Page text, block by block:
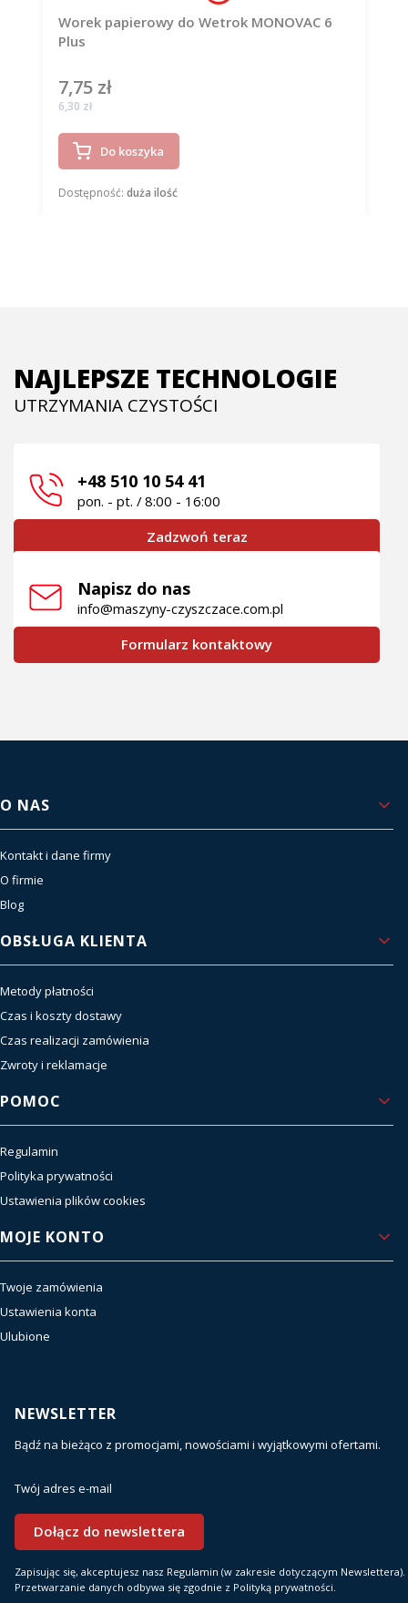
Worek papierowy do Wetrok MONOVAC 6
Plus
Cena
7,75 zł
Cena
6,30 zł
Do koszyka
Dostępność: duża ilość
NAJLEPSZE TECHNOLOGIE
UTRZYMANIA CZYSTOŚCI
+48 510 10 54 41
pon. - pt. / 8:00 - 16:00
Zadzwoń teraz
Napisz do nas
info@maszyny-czyszczace.com.pl
Formularz kontaktowy
Linki w stopce
O NAS
Kontakt i dane firmy
O firmie
Blog
OBSŁUGA KLIENTA
Metody płatności
Czas i koszty dostawy
Czas realizacji zamówienia
Zwroty i reklamacje
POMOC
Regulamin
Polityka prywatności
Ustawienia plików cookies
MOJE KONTO
Twoje zamówienia
Ustawienia konta
Ulubione
NEWSLETTER
Bądź na bieżąco z promocjami, nowościami i wyjątkowymi ofertami.
Twój adres e-mail
Dołącz do newslettera
Zapisując się, akceptujesz nasz Regulamin (w zakresie dotyczącym Newslettera).
Przetwarzanie danych odbywa się zgodnie z Polityką prywatności.